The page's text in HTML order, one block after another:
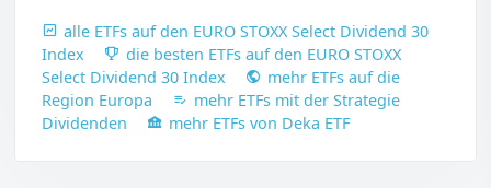
alle ETFs auf den EURO STOXX Select Dividend 30
Index
die besten ETFs auf den EURO STOXX
Select Dividend 30 Index
mehr ETFs auf die
Region Europa
mehr ETFs mit der Strategie
Dividenden
mehr ETFs von Deka ETF